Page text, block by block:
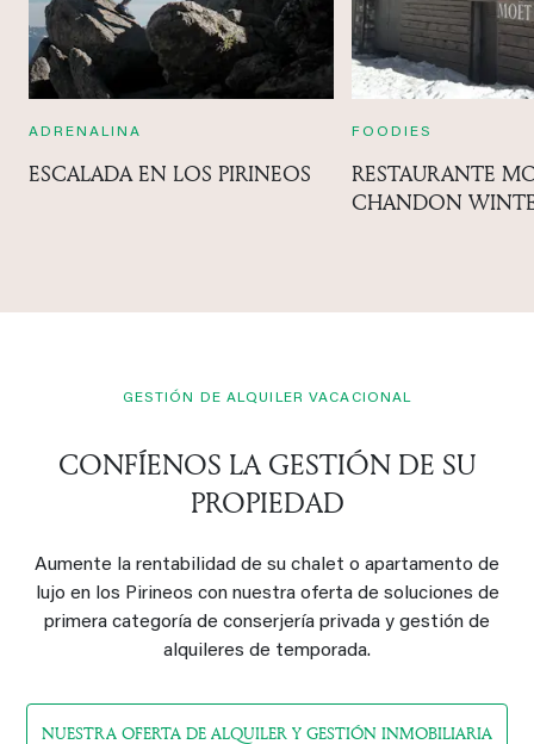
ADRENALINA
ESCALADA EN LOS PIRINEOS
FOODIES
RESTAURANTE
CHANDON
GESTIÓN DE ALQUILER VACACIONAL
CONFÍENOS LA GESTIÓN DE SU
PROPIEDAD
Aumente la rentabilidad de su chalet o apartamento de
lujo en los Pirineos con nuestra oferta de soluciones de
primera categoría de conserjería privada y gestión de
alquileres de temporada.
NUESTRA OFERTA DE ALQUILER Y GESTIÓN INMOBILIARIA